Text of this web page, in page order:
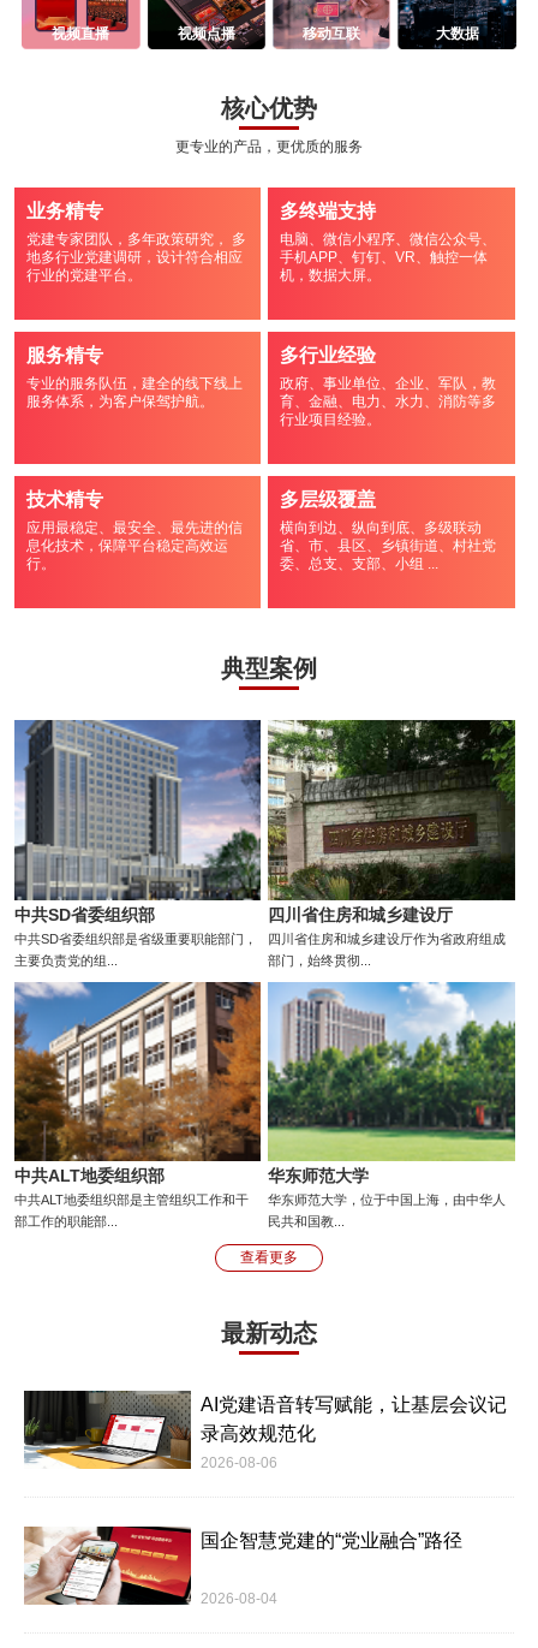
视频直播 视频点播 移动互联 大数据
核心优势
更专业的产品，更优质的服务
业务精专
党建专家团队，多年政策研究， 多
地多行业党建调研，设计符合相应
行业的党建平台。
多终端支持
电脑、微信小程序、微信公众号、
手机APP、钉钉、VR、触控一体
机，数据大屏。
服务精专
专业的服务队伍，建全的线下线上
服务体系，为客户保驾护航。
多行业经验
政府、事业单位、企业、军队，教
育、金融、电力、水力、消防等多
行业项目经验。
技术精专
应用最稳定、最安全、最先进的信
息化技术，保障平台稳定高效运
行。
多层级覆盖
横向到边、纵向到底、多级联动
省、市、县区、乡镇街道、村社党
委、总支、支部、小组 ...
典型案例
中共SD省委组织部
中共SD省委组织部是省级重要职能部门，
主要负责党的组...
四川省住房和城乡建设厅
四川省住房和城乡建设厅作为省政府组成
部门，始终贯彻...
中共ALT地委组织部
中共ALT地委组织部是主管组织工作和干
部工作的职能部...
华东师范大学
华东师范大学，位于中国上海，由中华人
民共和国教...
查看更多
最新动态
AI党建语音转写赋能，让基层会议记
录高效规范化
2026-08-06
国企智慧党建的“党业融合”路径
2026-08-04